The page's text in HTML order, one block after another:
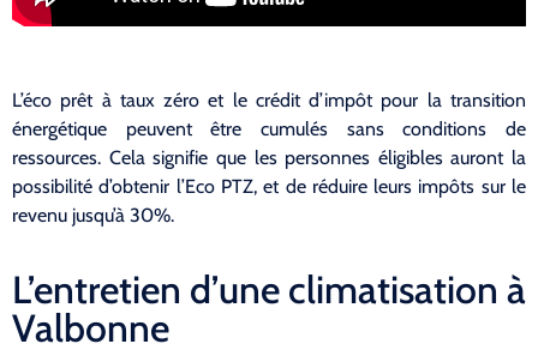
L’éco prêt à taux zéro et le crédit d’impôt pour la transition
énergétique peuvent être cumulés sans conditions de
ressources. Cela signifie que les personnes éligibles auront la
possibilité d’obtenir l’Eco PTZ, et de réduire leurs impôts sur le
revenu jusqu’à 30%.
L’entretien d’une climatisation à
Valbonne